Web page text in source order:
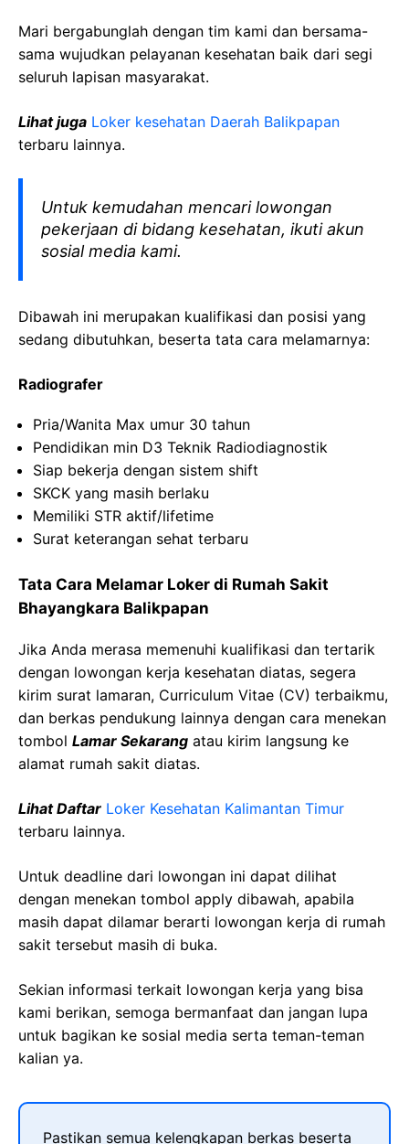
Mari bergabunglah dengan tim kami dan bersama-
sama wujudkan pelayanan kesehatan baik dari segi
seluruh lapisan masyarakat.
Lihat juga Loker kesehatan Daerah Balikpapan
terbaru lainnya.
Untuk kemudahan mencari lowongan
pekerjaan di bidang kesehatan, ikuti akun
sosial media kami.
Dibawah ini merupakan kualifikasi dan posisi yang
sedang dibutuhkan, beserta tata cara melamarnya:
Radiografer
Pria/Wanita Max umur 30 tahun
Pendidikan min D3 Teknik Radiodiagnostik
Siap bekerja dengan sistem shift
SKCK yang masih berlaku
Memiliki STR aktif/lifetime
Surat keterangan sehat terbaru
Tata Cara Melamar Loker di Rumah Sakit
Bhayangkara Balikpapan
Jika Anda merasa memenuhi kualifikasi dan tertarik
dengan lowongan kerja kesehatan diatas, segera
kirim surat lamaran, Curriculum Vitae (CV) terbaikmu,
dan berkas pendukung lainnya dengan cara menekan
tombol Lamar Sekarang atau kirim langsung ke
alamat rumah sakit diatas.
Lihat Daftar Loker Kesehatan Kalimantan Timur
terbaru lainnya.
Untuk deadline dari lowongan ini dapat dilihat
dengan menekan tombol apply dibawah, apabila
masih dapat dilamar berarti lowongan kerja di rumah
sakit tersebut masih di buka.
Sekian informasi terkait lowongan kerja yang bisa
kami berikan, semoga bermanfaat dan jangan lupa
untuk bagikan ke sosial media serta teman-teman
kalian ya.
Pastikan semua kelengkapan berkas beserta